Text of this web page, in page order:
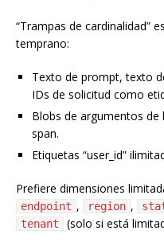
“Trampas de cardinalidad”
temprano:
Texto de prompt, texto
IDs de solicitud como
Blobs de argumentos
span.
Etiquetas “user_id”
Prefiere dimensiones
endpoint , region ,
tenant (solo si está